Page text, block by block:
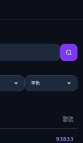
歌號
93833